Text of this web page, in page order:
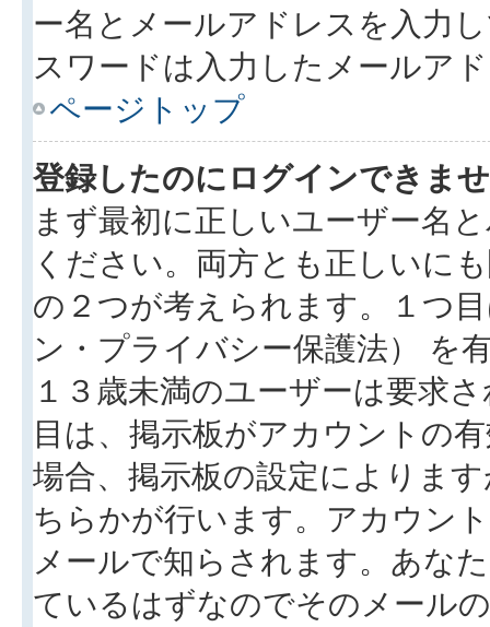
ー名とメールアドレスを入力
スワードは入力したメールア
ページトップ
登録したのにログインできま
まず最初に正しいユーザー名
ください。両方とも正しいに
の２つが考えられます。１つ
ン・プライバシー保護法） を
１３歳未満のユーザーは要求
目は、掲示板がアカウントの
場合、掲示板の設定によりま
ちらかが行います。アカウン
メールで知らされます。あな
ているはずなのでそのメール